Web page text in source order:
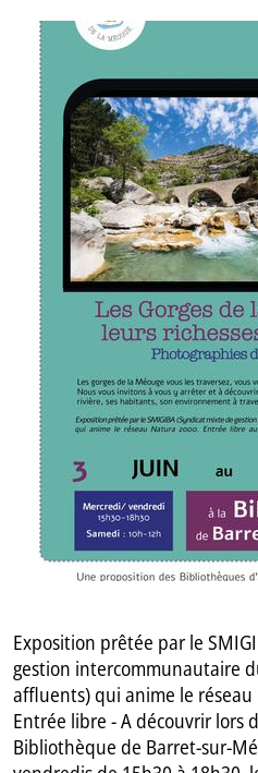
ORGANISER SON SÉJOUR
RECHERCHER
FR
Exposition prêtée par le
gestion intercommunautaire
affluents) qui anime le
Entrée libre - A découvrir lors
Bibliothèque de Barret-sur-